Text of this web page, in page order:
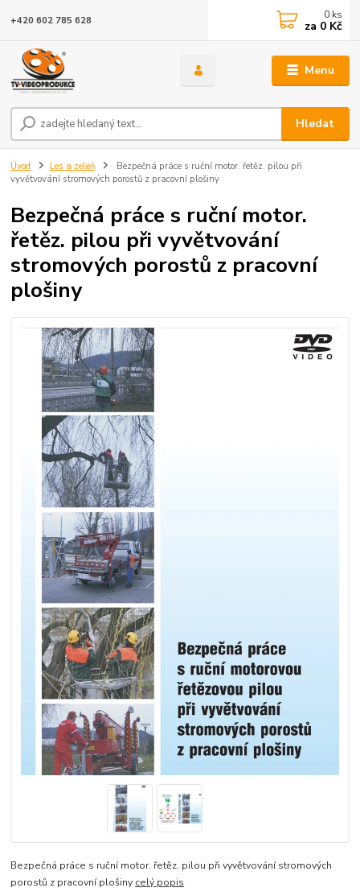
Menu
Hledat
+420 602 785 628 0 ks
za 0 Kč
Úvod Les a zeleň
Bezpečná práce s ruční motor. řetěz. pilou při
vyvětvování stromových porostů z pracovní plošiny
Bezpečná práce s ruční motor.
řetěz. pilou při vyvětvování
stromových porostů z pracovní
plošiny
Bezpečná práce s ruční motor. řetěz. pilou při vyvětvování stromových
porostů z pracovní plošiny celý popis